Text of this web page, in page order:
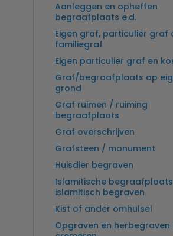
Aanleggen en opheffen
begraafplaats e.d.
Eigen graf, particulier graf
familiegraf
Eigen particulier graf en
Graf/begraafplaats op
grond
Graf ruimen / ruiming
begraafplaats
Graf overschrijven
Grafsteen / monument
Huisdier begraven
Islamitische
islamitisch begraven
Kist of ander omhulsel
Opgraven en herbegraven